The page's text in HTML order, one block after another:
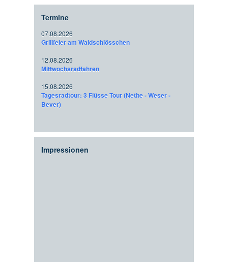
Termine
07.08.2026
Grillfeier am Waldschlösschen
12.08.2026
Mittwochsradfahren
15.08.2026
Tagesradtour: 3 Flüsse Tour (Nethe - Weser -
Bever)
Impressionen